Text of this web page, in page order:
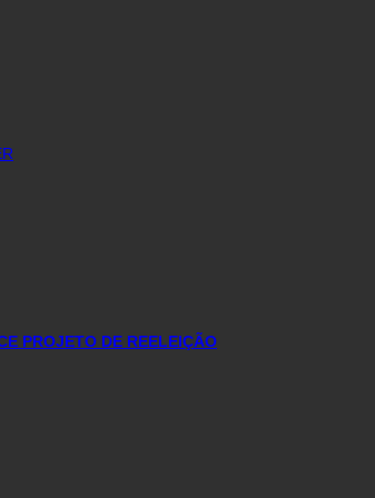
PROJETO DE REELEIÇÃO